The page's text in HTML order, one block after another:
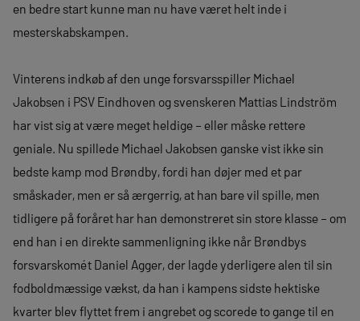
en bedre start kunne man nu have været helt inde i
mesterskabskampen.
Vinterens indkøb af den unge forsvarsspiller Michael
Jakobsen i PSV Eindhoven og svenskeren Mattias Lindström
har vist sig at være meget heldige – eller måske rettere
geniale. Nu spillede Michael Jakobsen ganske vist ikke sin
bedste kamp mod Brøndby, fordi han døjer med et par
småskader, men er så ærgerrig, at han bare vil spille, men
tidligere på foråret har han demonstreret sin store klasse – om
end han i en direkte sammenligning ikke når Brøndbys
forsvarskomét Daniel Agger, der lagde yderligere alen til sin
fodboldmæssige vækst, da han i kampens sidste hektiske
kvarter blev flyttet frem i angrebet og scorede to gange til en